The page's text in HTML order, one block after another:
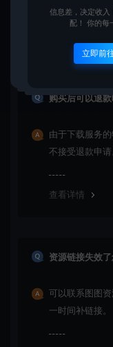
购买后可以退
由于下载服务
不接受退款申请
查看详情
资源链接失效了
可以联系图图
一时间补链接。
信息差，决定收入
配！ 你的每
立即前